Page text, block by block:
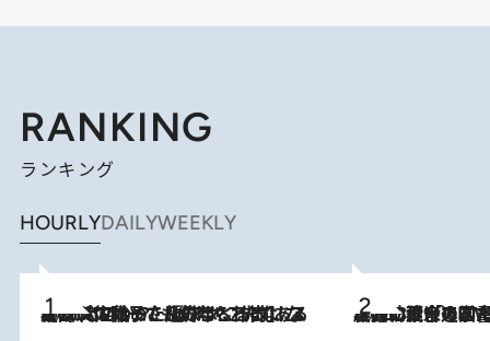
RANKING
ランキング
HOURLYDAILYWEEKLY
2026.8.5
【阿川佐和子さんの年とる力】なぜ70代で始めた趣味は“こんなに楽しい”のか？ ピアノ、俳句…スランプに陥っても続けられる“ある秘訣”とは 2026.8.3
慶應幼稚舎の図書室からテレビの世界に飛び込んだ阿川佐和子（72）